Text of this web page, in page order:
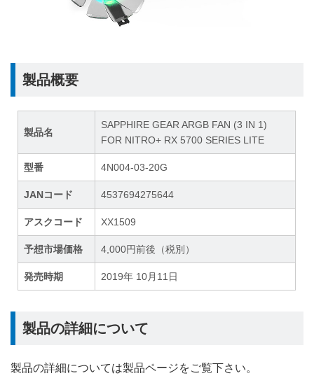
製品概要
製品名
SAPPHIRE GEAR ARGB FAN (3 IN 1)
FOR NITRO+ RX 5700 SERIES LITE
型番 4N004-03-20G
JANコード 4537694275644
アスクコード XX1509
予想市場価格 4,000円前後（税別）
発売時期 2019年 10月11日
製品の詳細について
製品の詳細については製品ページをご覧下さい。